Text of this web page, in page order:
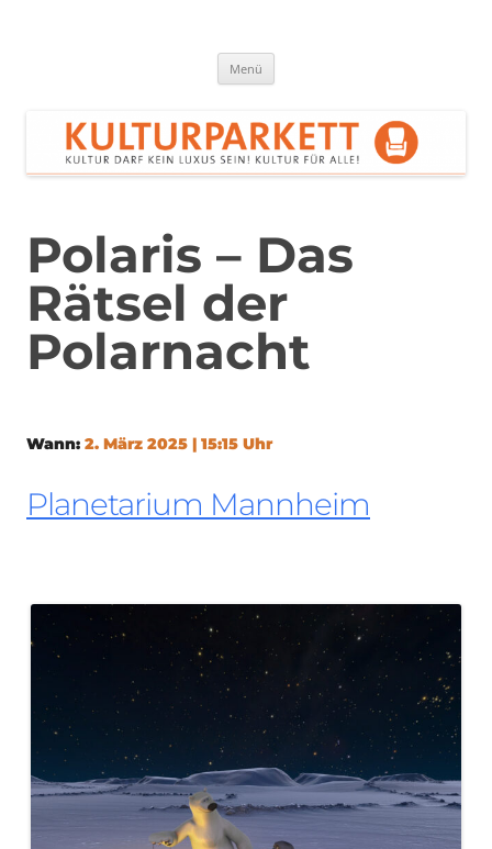
Menü
Polaris – Das
Rätsel der
Polarnacht
Wann: 2. März 2025 | 15:15 Uhr
Planetarium Mannheim